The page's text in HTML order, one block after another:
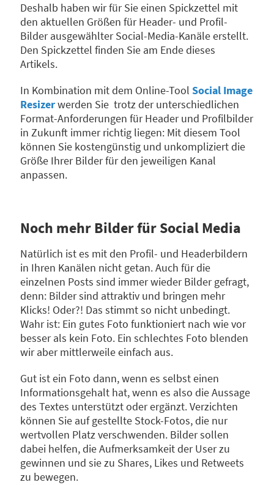
Deshalb haben wir für Sie einen Spickzettel mit
den aktuellen Größen für Header- und Profil-
Bilder ausgewählter Social-Media-Kanäle erstellt.
Den Spickzettel finden Sie am Ende dieses
Artikels.
In Kombination mit dem Online-Tool Social Image
Resizerwerden Sie trotz der unterschiedlichen
Format-Anforderungen für Header und Profilbilder
in Zukunft immer richtig liegen: Mit diesem Tool
können Sie kostengünstig und unkompliziert die
Größe Ihrer Bilder für den jeweiligen Kanal
anpassen.
Noch mehr Bilder für Social Media
Natürlich ist es mit den Profil- und Headerbildern
in Ihren Kanälen nicht getan. Auch für die
einzelnen Posts sind immer wieder Bilder gefragt,
denn: Bilder sind attraktiv und bringen mehr
Klicks! Oder?! Das stimmt so nicht unbedingt.
Wahr ist: Ein gutes Foto funktioniert nach wie vor
besser als kein Foto. Ein schlechtes Foto blenden
wir aber mittlerweile einfach aus.
Gut ist ein Foto dann, wenn es selbst einen
Informationsgehalt hat, wenn es also die Aussage
des Textes unterstützt oder ergänzt. Verzichten
können Sie auf gestellte Stock-Fotos, die nur
wertvollen Platz verschwenden. Bilder sollen
dabei helfen, die Aufmerksamkeit der User zu
gewinnen und sie zu Shares, Likes und Retweets
zu bewegen.